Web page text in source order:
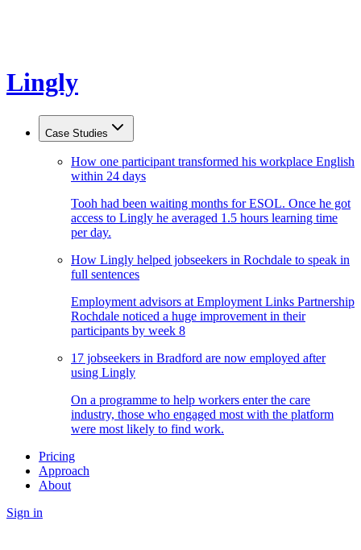
Lingly
Case Studies
How one participant transformed his workplace English
within 24 days
Tooh had been waiting months for ESOL. Once he got
access to Lingly he averaged 1.5 hours learning time
per day.
How Lingly helped jobseekers in Rochdale to speak in
full sentences
Employment advisors at Employment Links Partnership
Rochdale noticed a huge improvement in their
participants by week 8
17 jobseekers in Bradford are now employed after
using Lingly
On a programme to help workers enter the care
industry, those who engaged most with the platform
were most likely to find work.
Pricing
Approach
About
Sign in